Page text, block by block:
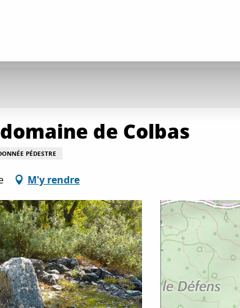
de Colbas
PÉDESTRE
M'y rendre